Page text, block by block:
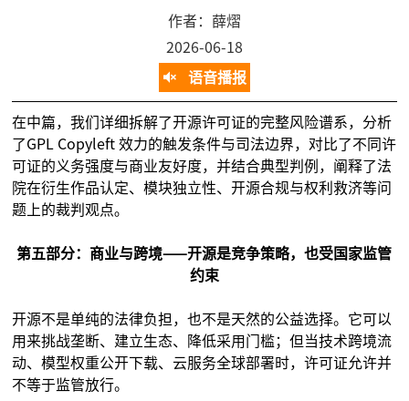
作者：薛熠
2026-06-18
语音播报
在中篇，我们详细拆解了开源许可证的完整风险谱系，分析
了GPL Copyleft 效力的触发条件与司法边界，对比了不同许
可证的义务强度与商业友好度，并结合典型判例，阐释了法
院在衍生作品认定、模块独立性、开源合规与权利救济等问
题上的裁判观点｡
第五部分：商业与跨境——开源是竞争策略，也受国家监管
约束
开源不是单纯的法律负担，也不是天然的公益选择。它可以
用来挑战垄断、建立生态、降低采用门槛；但当技术跨境流
动、模型权重公开下载、云服务全球部署时，许可证允许并
不等于监管放行。